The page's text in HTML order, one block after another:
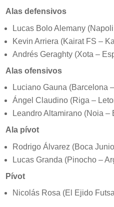
Alas defensivos
Lucas Bolo Alemany
Kevin Arriera (Kairat FS –
Andrés Geraghty (Xota –
Alas ofensivos
Luciano Gauna (Barcelona
Ángel Claudino (Riga –
Leandro Altamirano (Noia –
Ala pívot
Rodrigo Álvarez (Boca
Lucas Granda (Pinocho –
Pívot
Nicolás Rosa (El Ejido